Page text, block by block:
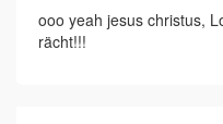
ooo yeah jesus christus,
rächt!!!